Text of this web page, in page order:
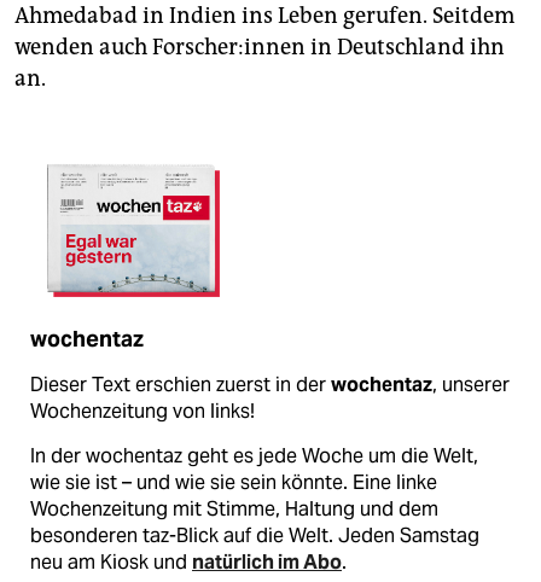
Ahmedabad in Indien ins Leben gerufen. Seitdem
wenden auch For­sche­r:in­nen in Deutschland ihn
an.
wochentaz
Dieser Text erschien zuerst in derwochentaz, unserer
Wochenzeitung von links!
In der wochentaz geht es jede Woche um die Welt,
wie sie ist – und wie sie sein könnte. Eine linke
Wochenzeitung mit Stimme, Haltung und dem
besonderen taz-Blick auf die Welt. Jeden Samstag
neu am Kiosk und natürlich im Abo.